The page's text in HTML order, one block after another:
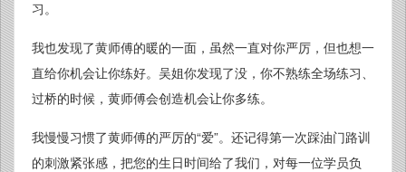
习。
我也发现了黄师傅的暖的一面，虽然一直对你严厉，但也想一
直给你机会让你练好。吴姐你发现了没，你不熟练全场练习、
过桥的时候，黄师傅会创造机会让你多练。
我慢慢习惯了黄师傅的严厉的“爱”。还记得第一次踩油门路训
的刺激紧张感，把您的生日时间给了我们，对每一位学员负